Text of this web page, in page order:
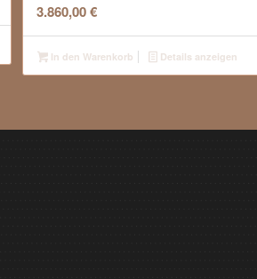
3.860,00€
In den Warenkorb Details anzeigen